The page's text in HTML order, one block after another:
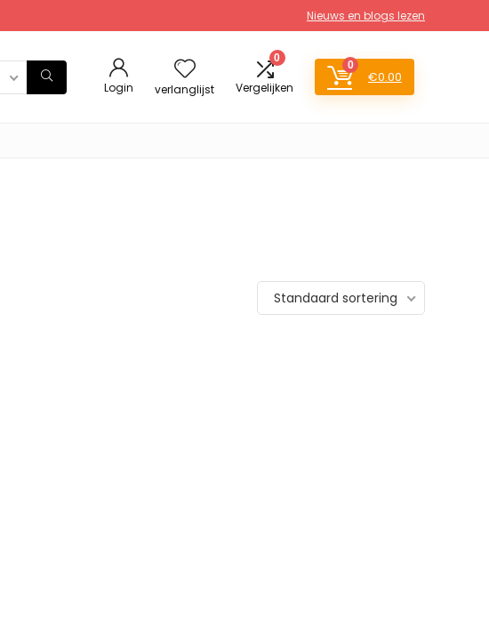
Nieuws en blogs lezen
Login verlanglijst
0
Vergelijken
0
€0.00
Standaard sortering